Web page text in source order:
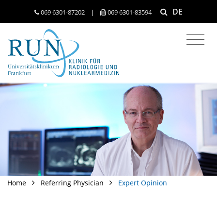
069 6301-​87202 | 069 6301-​83594 DE
Home Referring Physician Expert Opinion